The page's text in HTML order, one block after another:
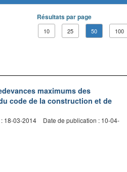
Résultats par page
10 25 50 100
maximums des
code de la construction et de
18-03-2014
Date de publication : 10-04-